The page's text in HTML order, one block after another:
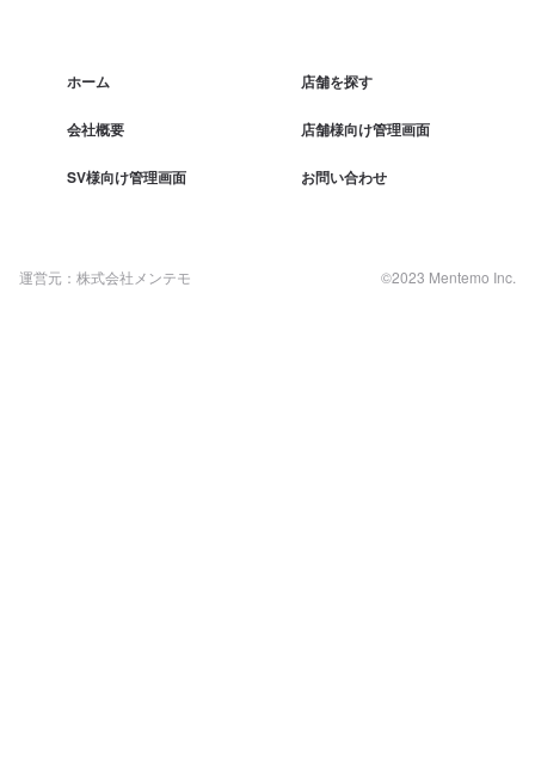
ホーム 店舗を探す
会社概要 店舗様向け管理画面
SV様向け管理画面 お問い合わせ
運営元：株式会社メンテモ ©2023 Mentemo Inc.